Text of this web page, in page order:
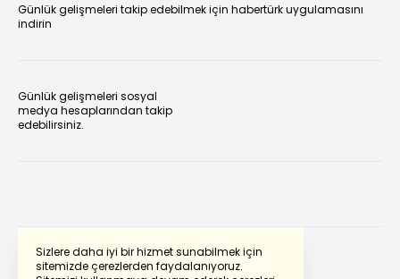
Sizlere daha iyi bir hizmet sunabilmek için
sitemizde çerezlerden faydalanıyoruz.
Günlük gelişmeleri takip edebilmek için habertürk uygulamasını
indirin
Günlük gelişmeleri sosyal
medya hesaplarından takip
edebilirsiniz.